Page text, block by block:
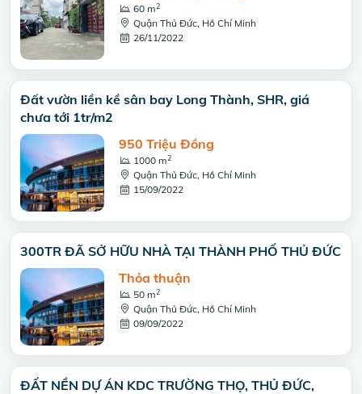
60 m2
Quận Thủ Đức, Hồ Chí Minh
26/11/2022
Đất vườn liền kề sân bay Long Thành, SHR, giá
chưa tới 1tr/m2
950 Triệu Đồng
1000 m2
Quận Thủ Đức, Hồ Chí Minh
15/09/2022
300TR ĐÃ SỞ HỮU NHÀ TẠI THÀNH PHỐ THỦ ĐỨC
Thỏa thuận
50 m2
Quận Thủ Đức, Hồ Chí Minh
09/09/2022
ĐẤT NỀN DỰ ÁN KDC TRƯỜNG THỌ, THỦ ĐỨC,